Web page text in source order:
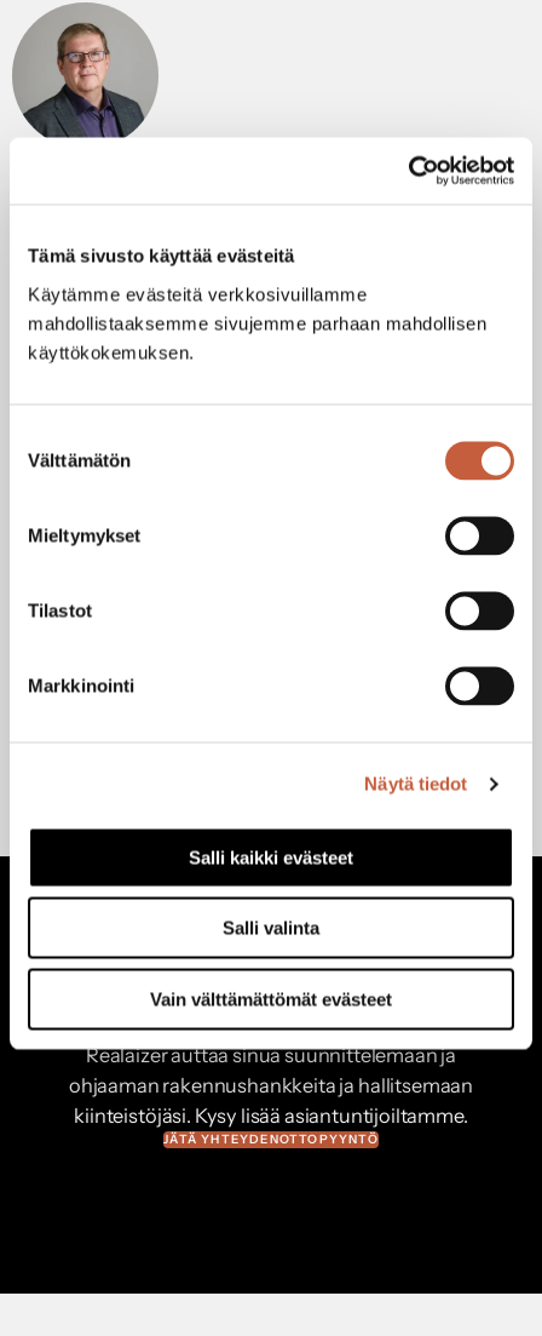
Tämä sivusto käyttää evästeitä
Käytämme evästeitä verkkosivuillamme
mahdollistaaksemme sivujemme parhaan mahdollisen
käyttökokemuksen.
valinta
Välttämätön
Mieltymykset
Tilastot
Markkinointi
Näytä tiedot
Salli kaikki evästeet
Salli valinta
Vain välttämättömät evästeet
jarmo.hyartt@haahtela.fi
Asiakkuudet
Haluatko kuulla lisää?
Realaizer auttaa sinua suunnittelemaan ja
ohjaaman rakennushankkeita ja hallitsemaan
kiinteistöjäsi. Kysy lisää asiantuntijoiltamme.
JÄTÄ YHTEYDENOTTOPYYNTÖ